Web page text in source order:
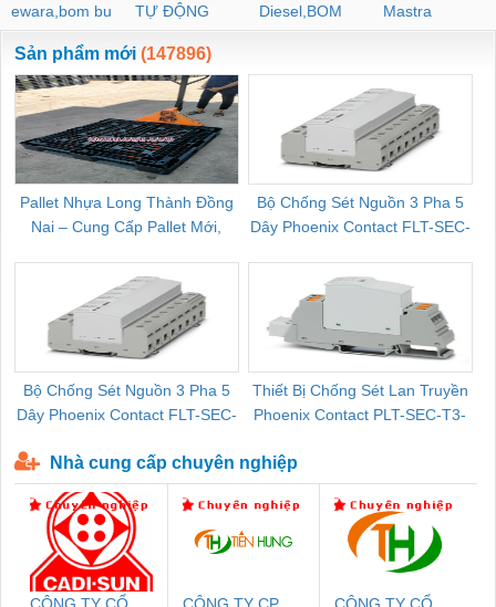
ewara,bom bu
ewara
TỰ ĐỘNG
Diesel,BOM
CHUA CHAY
Mastra
Sản phẩm mới (147896)
Pallet Nhựa Long Thành Đồng
Nai – Cung Cấp Pallet Mới,
Bộ Chống Sét Nguồn 3 Pha 5
Dây Phoenix Contact FLT-SEC-
Bộ Chống Sét Nguồn 3 Pha 5
Dây Phoenix Contact FLT-SEC-
Thiết Bị Chống Sét Lan Truyền
Phoenix Contact PLT-SEC-T3-
Nhà cung cấp chuyên nghiệp
CÔNG TY CỔ
CÔNG TY CP
CÔNG TY CỔ